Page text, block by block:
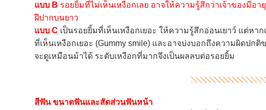
แบบ B รอยยิ้มที่ไม่เห็นเหงือกเลย อาจให้ความรู้สึกว่าเจ้าของมี
ฝีปากบนยาว
แบบ C เป็นรอยยิ้มที่เห็นเหงือกเยอะ ให้ความรู้สึกอ่อนเยาว์ แต่ห
ที่เห็นเหงือกเยอะ (Gummy smile) และอาจบ่งบอกถึงความผิดป
จะดูเหมือนม้าได้ ระดับเหงือกที่มากจึงเป็นผลลบต่อรอยยิ้ม
สีฟัน ขนาดฟันและสัดส่วนฟันหน้า